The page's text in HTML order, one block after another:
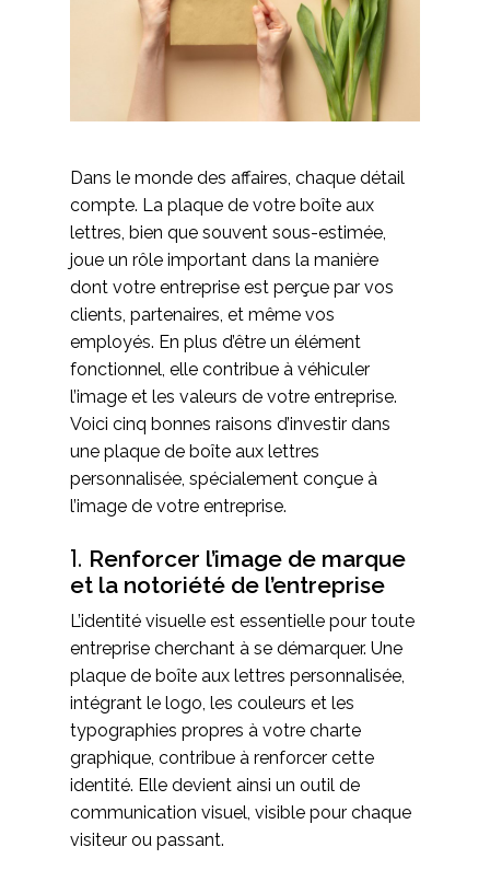
Dans le monde des affaires, chaque détail
compte. La plaque de votre boîte aux
lettres, bien que souvent sous-estimée,
joue un rôle important dans la manière
dont votre entreprise est perçue par vos
clients, partenaires, et même vos
employés. En plus d’être un élément
fonctionnel, elle contribue à véhiculer
l’image et les valeurs de votre entreprise.
Voici cinq bonnes raisons d’investir dans
une plaque de boîte aux lettres
personnalisée, spécialement conçue à
l’image de votre entreprise.
1. Renforcer l’image de marque
et la notoriété de l’entreprise
L’identité visuelle est essentielle pour toute
entreprise cherchant à se démarquer. Une
plaque de boîte aux lettres personnalisée,
intégrant le logo, les couleurs et les
typographies propres à votre charte
graphique, contribue à renforcer cette
identité. Elle devient ainsi un outil de
communication visuel, visible pour chaque
visiteur ou passant.